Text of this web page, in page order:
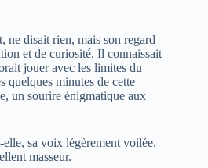
ne disait rien, mais son regard
et de curiosité. Il connaissait
jouer avec les limites du
quelques minutes de cette
un sourire énigmatique aux
sa voix légèrement voilée.
masseur.